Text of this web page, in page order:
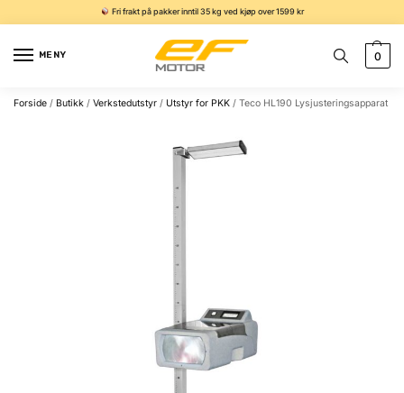
Fri frakt på pakker inntil 35 kg ved kjøp over 1599 kr
MENY 0
Forside / Butikk / Verkstedutstyr / Utstyr for PKK / Teco HL190 Lysjusteringsapparat